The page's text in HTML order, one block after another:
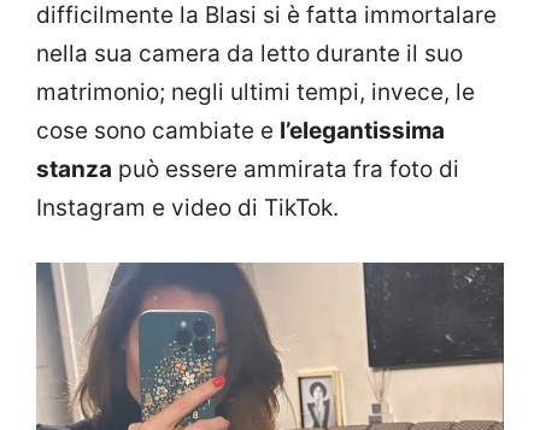
difficilmente la Blasi si è fatta immortalare
nella sua camera da letto durante il suo
matrimonio; negli ultimi tempi, invece, le
cose sono cambiate e l’elegantissima
stanza può essere ammirata fra foto di
Instagram e video di TikTok.